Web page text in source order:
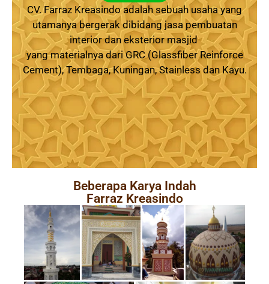
CV. Farraz Kreasindo adalah sebuah usaha yang
utamanya bergerak dibidang jasa pembuatan
interior dan eksterior masjid
yang materialnya dari GRC (Glassfiber Reinforce
Cement), Tembaga, Kuningan, Stainless dan Kayu.
Beberapa Karya Indah
Farraz Kreasindo